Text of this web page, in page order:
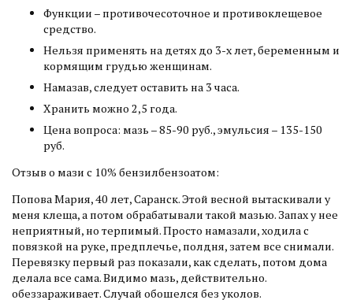
Функции – противочесоточное и противоклещевое
средство.
Нельзя применять на детях до 3-х лет, беременным и
кормящим грудью женщинам.
Намазав, следует оставить на 3 часа.
Хранить можно 2,5 года.
Цена вопроса: мазь – 85-90 руб., эмульсия – 135-150
руб.
Отзыв о мази с 10% бензилбензоатом:
Попова Мария, 40 лет, Саранск. Этой весной вытаскивали у
меня клеща, а потом обрабатывали такой мазью. Запах у нее
неприятный, но терпимый. Просто намазали, ходила с
повязкой на руке, предплечье, полдня, затем все снимали.
Перевязку первый раз показали, как сделать, потом дома
делала все сама. Видимо мазь, действительно.
обеззараживает. Случай обошелся без уколов.